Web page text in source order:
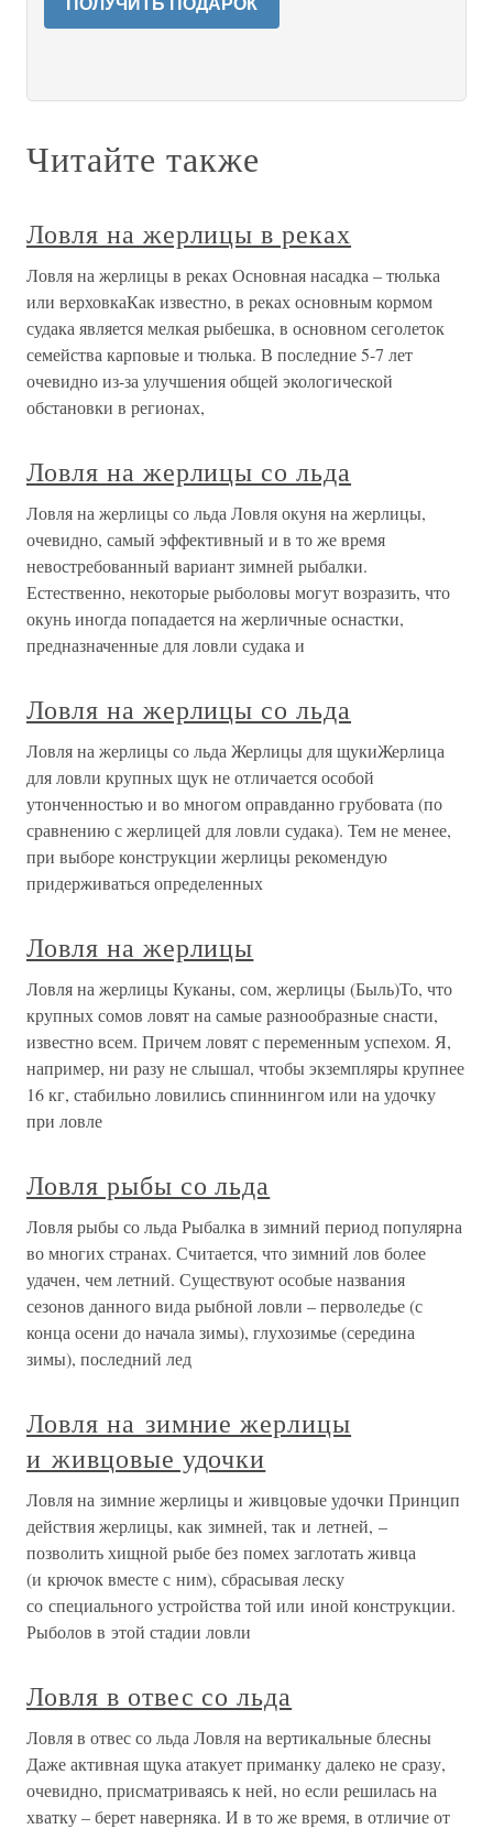
ПОЛУЧИТЬ ПОДАРОК
Читайте также
Ловля на жерлицы в реках
Ловля на жерлицы в реках Основная насадка – тюлька
или верховкаКак известно, в реках основным кормом
судака является мелкая рыбешка, в основном сеголеток
семейства карповые и тюлька. В последние 5-7 лет
очевидно из-за улучшения общей экологической
обстановки в регионах,
Ловля на жерлицы со льда
Ловля на жерлицы со льда Ловля окуня на жерлицы,
очевидно, самый эффективный и в то же время
невостребованный вариант зимней рыбалки.
Естественно, некоторые рыболовы могут возразить, что
окунь иногда попадается на жерличные оснастки,
предназначенные для ловли судака и
Ловля на жерлицы со льда
Ловля на жерлицы со льда Жерлицы для щукиЖерлица
для ловли крупных щук не отличается особой
утонченностью и во многом оправданно грубовата (по
сравнению с жерлицей для ловли судака). Тем не менее,
при выборе конструкции жерлицы рекомендую
придерживаться определенных
Ловля на жерлицы
Ловля на жерлицы Куканы, сом, жерлицы (Быль)То, что
крупных сомов ловят на самые разнообразные снасти,
известно всем. Причем ловят с переменным успехом. Я,
например, ни разу не слышал, чтобы экземпляры крупнее
16 кг, стабильно ловились спиннингом или на удочку
при ловле
Ловля рыбы со льда
Ловля рыбы со льда Рыбалка в зимний период популярна
во многих странах. Считается, что зимний лов более
удачен, чем летний. Существуют особые названия
сезонов данного вида рыбной ловли – перволедье (с
конца осени до начала зимы), глухозимье (середина
зимы), последний лед
Ловля на зимние жерлицы
и живцовые удочки
Ловля на зимние жерлицы и живцовые удочки Принцип
действия жерлицы, как зимней, так и летней, –
позволить хищной рыбе без помех заглотать живца
(и крючок вместе с ним), сбрасывая леску
со специального устройства той или иной конструкции.
Рыболов в этой стадии ловли
Ловля в отвес со льда
Ловля в отвес со льда Ловля на вертикальные блесны
Даже активная щука атакует приманку далеко не сразу,
очевидно, присматриваясь к ней, но если решилась на
хватку – берет наверняка. И в то же время, в отличие от